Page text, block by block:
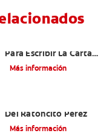
Para Escribir La Carta
Al Ratón Pérez Y
Más información
Del Ratoncito Pérez
Más información